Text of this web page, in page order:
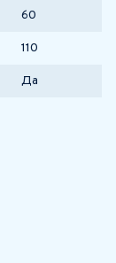
60
110
Да